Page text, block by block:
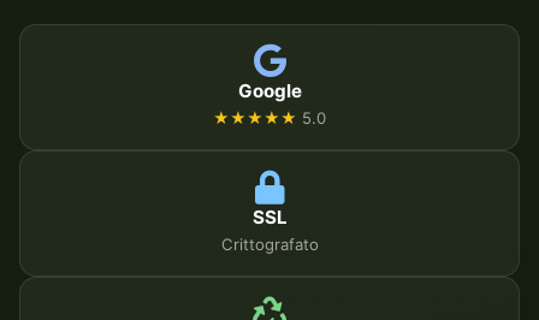
Google
★★★★★ 5.0
SSL
Crittografato